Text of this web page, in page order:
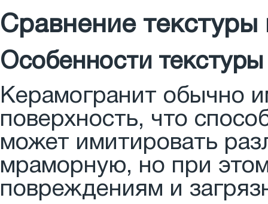
Сравнение
Особенности текстуры
Керамогранит обычно
поверхность, что
может имитировать
мраморную, но при
повреждениям и